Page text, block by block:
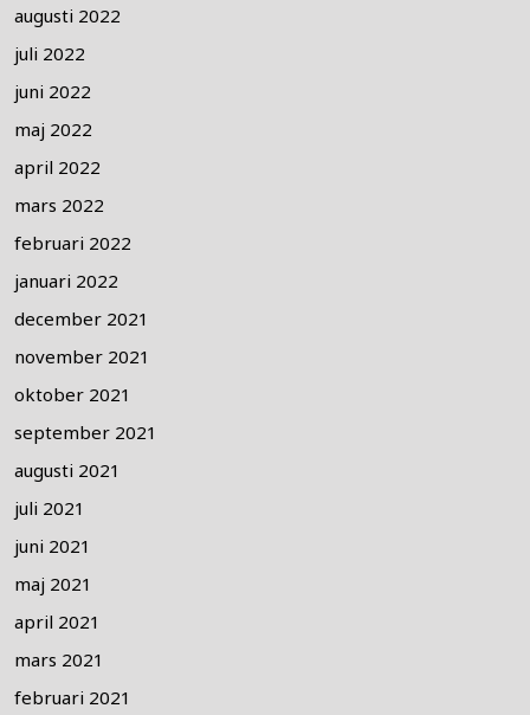
augusti 2022
juli 2022
juni 2022
maj 2022
april 2022
mars 2022
februari 2022
januari 2022
december 2021
november 2021
oktober 2021
september 2021
augusti 2021
juli 2021
juni 2021
maj 2021
april 2021
mars 2021
februari 2021